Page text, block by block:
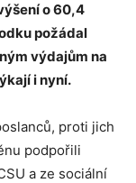
o 60,4
požádal
výdajům na
i nyní.
proti jich
podpořili
a ze sociální